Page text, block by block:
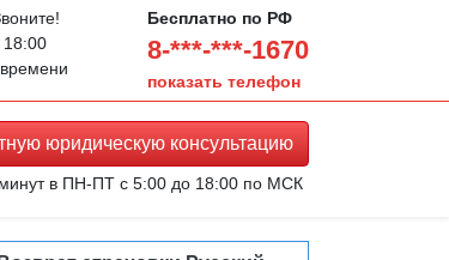
Бесплатно по РФ
8-***-***-1670
показать телефон
юридическую консультацию
в ПН-ПТ с 5:00 до 18:00 по МСК